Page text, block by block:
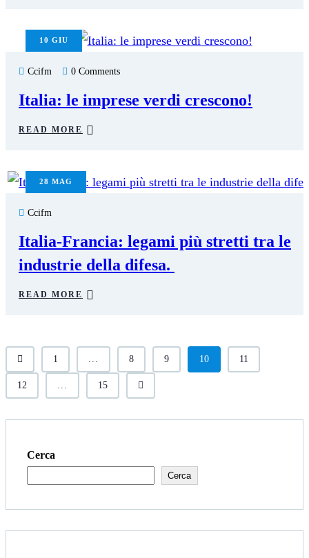
10 GIU
Ccifm 0 Comments
Italia: le imprese verdi crescono!
READ MORE
28 MAG
Ccifm
Italia-Francia: legami più stretti tra le
industrie della difesa.
READ MORE
1 ... 8 9 10 11
12 ... 15
Cerca
Cerca